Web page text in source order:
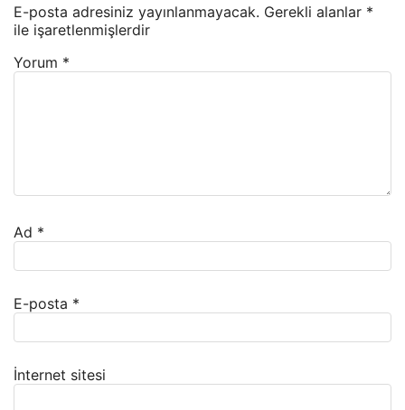
E-posta adresiniz yayınlanmayacak. Gerekli alanlar *
ile işaretlenmişlerdir
Yorum *
Ad *
E-posta *
İnternet sitesi